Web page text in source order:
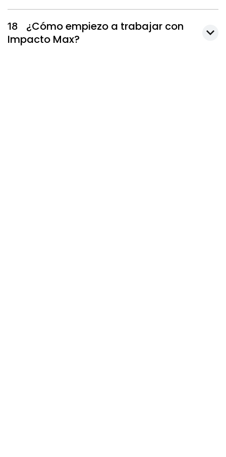
18
¿Cómo empiezo a trabajar con
Impacto Max?